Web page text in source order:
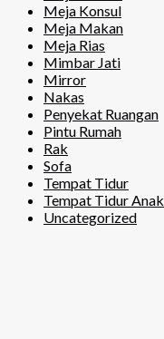
Meja Konsul
Meja Makan
Meja Rias
Mimbar Jati
Mirror
Nakas
Penyekat Ruangan
Pintu Rumah
Rak
Sofa
Tempat Tidur
Tempat Tidur Anak
Uncategorized